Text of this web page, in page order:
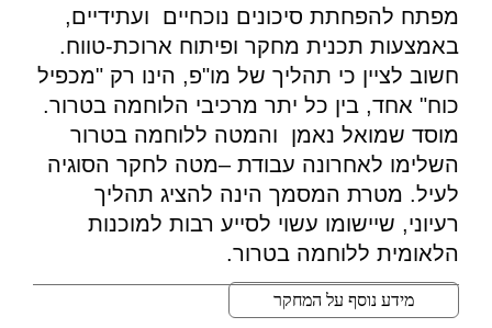
מפתח להפחתת סיכונים נוכחיים ועתידיים,
באמצעות תכנית מחקר ופיתוח ארוכת-טווח.
חשוב לציין כי תהליך של מו"פ, הינו רק "מכפיל
כוח" אחד, בין כל יתר מרכיבי הלוחמה בטרור.
מוסד שמואל נאמן והמטה ללוחמה בטרור
השלימו לאחרונה עבודת –מטה לחקר הסוגיה
לעיל. מטרת המסמך הינה להציג תהליך
רעיוני, שיישומו עשוי לסייע רבות למוכנות
הלאומית ללוחמה בטרור.
מידע נוסף על המחקר